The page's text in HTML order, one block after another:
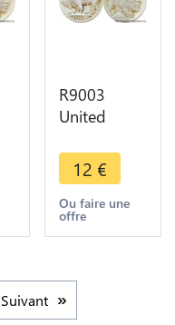
R9003
United
5 Cents
Buffalo
1926 D ->
Make offer
12 €
Ou faire une
offre
Suivant